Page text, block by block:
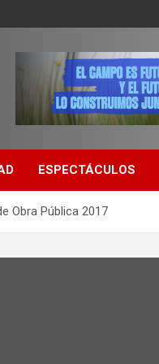
ESPECTÁCULOS
Obra Pública 2017